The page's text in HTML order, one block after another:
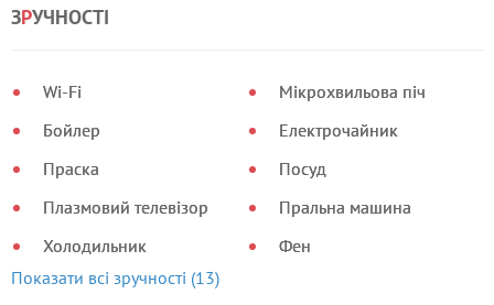
парковка під будинком (безкоштовно) -
магазини, бари, кафе і ресторани, ліс і парки.
ЗРУЧНОСТІ
Wi-Fi
Бойлер
Праска
Плазмовий телевізор
Холодильник
Мікрохвильова піч
Електрочайник
Посуд
Пральна машина
Фен
Показати всі зручності (13)